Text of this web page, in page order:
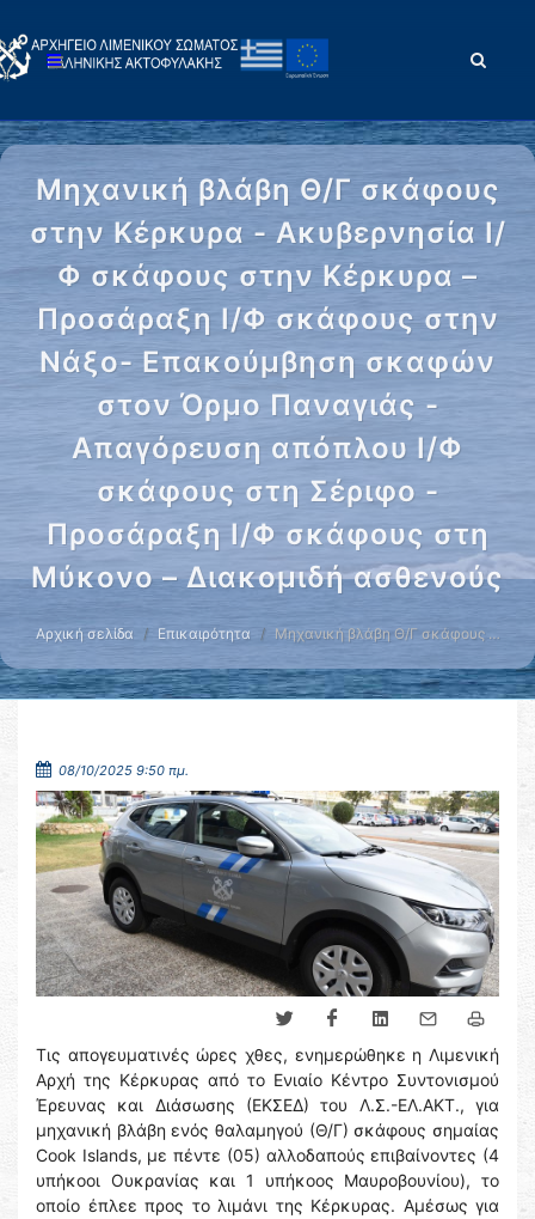
Μηχανική βλάβη Θ/Γ σκάφους
στην Κέρκυρα - Ακυβερνησία Ι/
Φ σκάφους στην Κέρκυρα –
Προσάραξη Ι/Φ σκάφους στην
Νάξο- Επακούμβηση σκαφών
στον Όρμο Παναγιάς -
Απαγόρευση απόπλου Ι/Φ
σκάφους στη Σέριφο -
Προσάραξη Ι/Φ σκάφους στη
Μύκονο – Διακομιδή ασθενούς
Αρχική σελίδα Επικαιρότητα Μηχανική βλάβη Θ/Γ σκάφους …
08/10/2025 9:50 πμ.
Τις απογευματινές ώρες χθες, ενημερώθηκε η Λιμενική
Αρχή της Κέρκυρας από το Ενιαίο Κέντρο Συντονισμού
Έρευνας και Διάσωσης (ΕΚΣΕΔ) του Λ.Σ.-ΕΛ.ΑΚΤ., για
μηχανική βλάβη ενός θαλαμηγού (Θ/Γ) σκάφους σημαίας
Cook Islands, με πέντε (05) αλλοδαπούς επιβαίνοντες (4
υπήκοοι Ουκρανίας και 1 υπήκοος Μαυροβουνίου), το
οποίο έπλεε προς το λιμάνι της Κέρκυρας. Αμέσως για